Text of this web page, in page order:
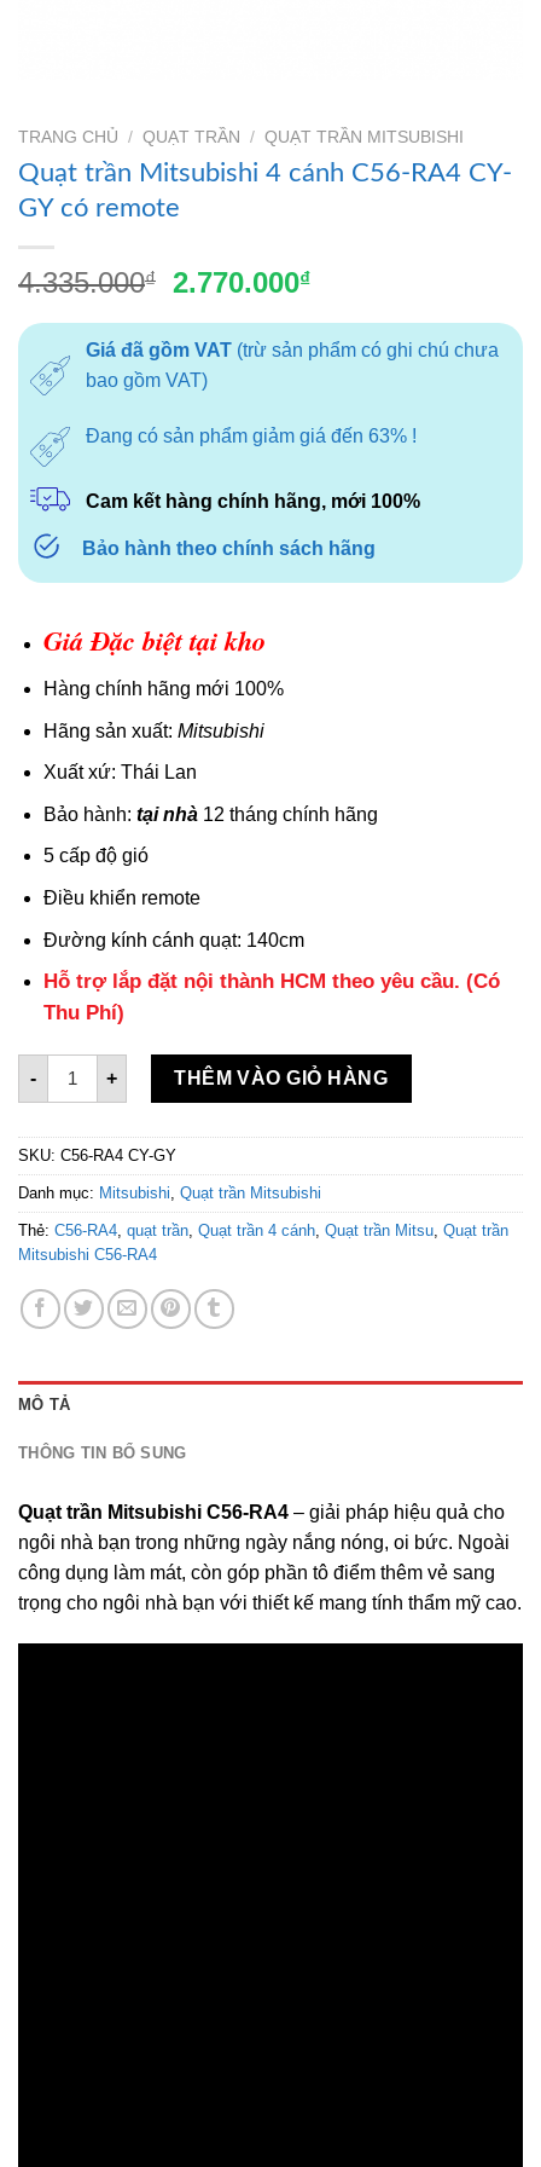
TRANG CHỦ / QUẠT TRẦN / QUẠT TRẦN MITSUBISHI
Quạt trần Mitsubishi 4 cánh C56-RA4 CY-
GY có remote
4.335.000₫
Giá
là:
4.335.000₫.
2.770.000₫Giá
tại
là:
Giá đã gồm VAT(trừ sản phẩm có ghi chú chưa
bao gồm VAT)
Đang có sản phẩm giảm giá đến 63% !
Cam kết hàng chính hãng, mới 100%
Bảo hành theo chính sách hãng
Giá Đặc biệt tại kho
Hàng chính hãng mới 100%
Hãng sản xuất: Mitsubishi
Xuất xứ: Thái Lan
Bảo hành: tại nhà12 tháng chính hãng
5 cấp độ gió
Điều khiển remote
Đường kính cánh quạt: 140cm
Hỗ trợ lắp đặt nội thành HCM theo yêu cầu. (Có
Thu Phí)
-
Quạt trần Mitsubishi 4 cánh C56-RA4 CY-GY có remote số
+ THÊM VÀO GIỎ HÀNG
SKU: C56-RA4 CY-GY
Danh mục: Mitsubishi Quạt trần Mitsubishi
Thẻ: C56-RA4 quạt trần Quạt trần 4 cánh Quạt trần Mitsu Quạt trần
Mitsubishi C56-RA4
MÔ TẢ
THÔNG TIN BỔ SUNG
Quạt trần Mitsubishi C56-RA4 – giải pháp hiệu quả cho
ngôi nhà bạn trong những ngày nắng nóng, oi bức. Ngoài
công dụng làm mát, còn góp phần tô điểm thêm vẻ sang
trọng cho ngôi nhà bạn với thiết kế mang tính thẩm mỹ cao.